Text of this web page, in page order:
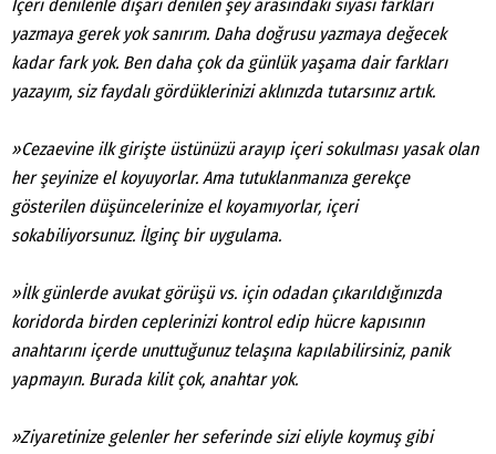
İçeri denilenle dışarı denilen şey arasındaki siyasi farkları
yazmaya gerek yok sanırım. Daha doğrusu yazmaya değecek
kadar fark yok. Ben daha çok da günlük yaşama dair farkları
yazayım, siz faydalı gördüklerinizi aklınızda tutarsınız artık.
»Cezaevine ilk girişte üstünüzü arayıp içeri sokulması yasak olan
her şeyinize el koyuyorlar. Ama tutuklanmanıza gerekçe
gösterilen düşüncelerinize el koyamıyorlar, içeri
sokabiliyorsunuz. İlginç bir uygulama.
»İlk günlerde avukat görüşü vs. için odadan çıkarıldığınızda
koridorda birden ceplerinizi kontrol edip hücre kapısının
anahtarını içerde unuttuğunuz telaşına kapılabilirsiniz, panik
yapmayın. Burada kilit çok, anahtar yok.
»Ziyaretinize gelenler her seferinde sizi eliyle koymuş gibi